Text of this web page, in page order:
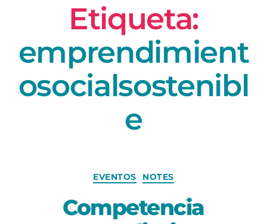
Etiqueta:
emprendimient
osocialsostenibl
e
EVENTOS NOTES
Competencia